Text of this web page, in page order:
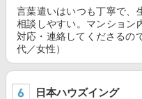
言葉遣いはいつも丁寧で、
相談しやすい。マンション
対応・連絡してくださるの
代／女性）
日本ハウズイング